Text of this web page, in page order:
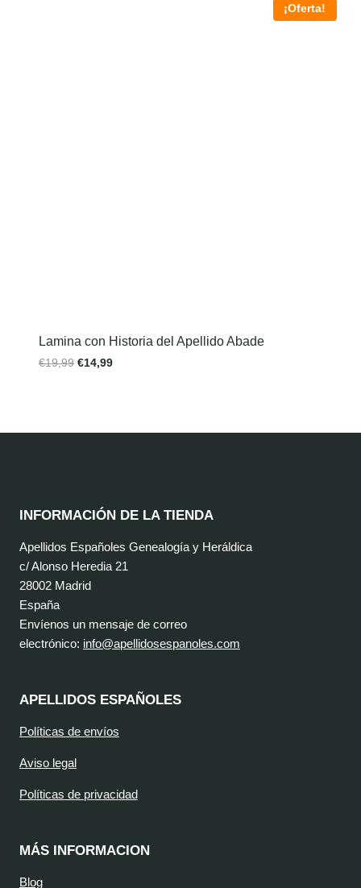
¡Oferta!
Lamina con Historia del Apellido Abade
€19,99 €14,99
INFORMACIÓN DE LA TIENDA
Apellidos Españoles Genealogía y Heráldica
c/ Alonso Heredia 21
28002 Madrid
España
Envíenos un mensaje de correo
electrónico: info@apellidosespanoles.com
APELLIDOS ESPAÑOLES
Políticas de envíos
Aviso legal
Políticas de privacidad
MÁS INFORMACION
Blog